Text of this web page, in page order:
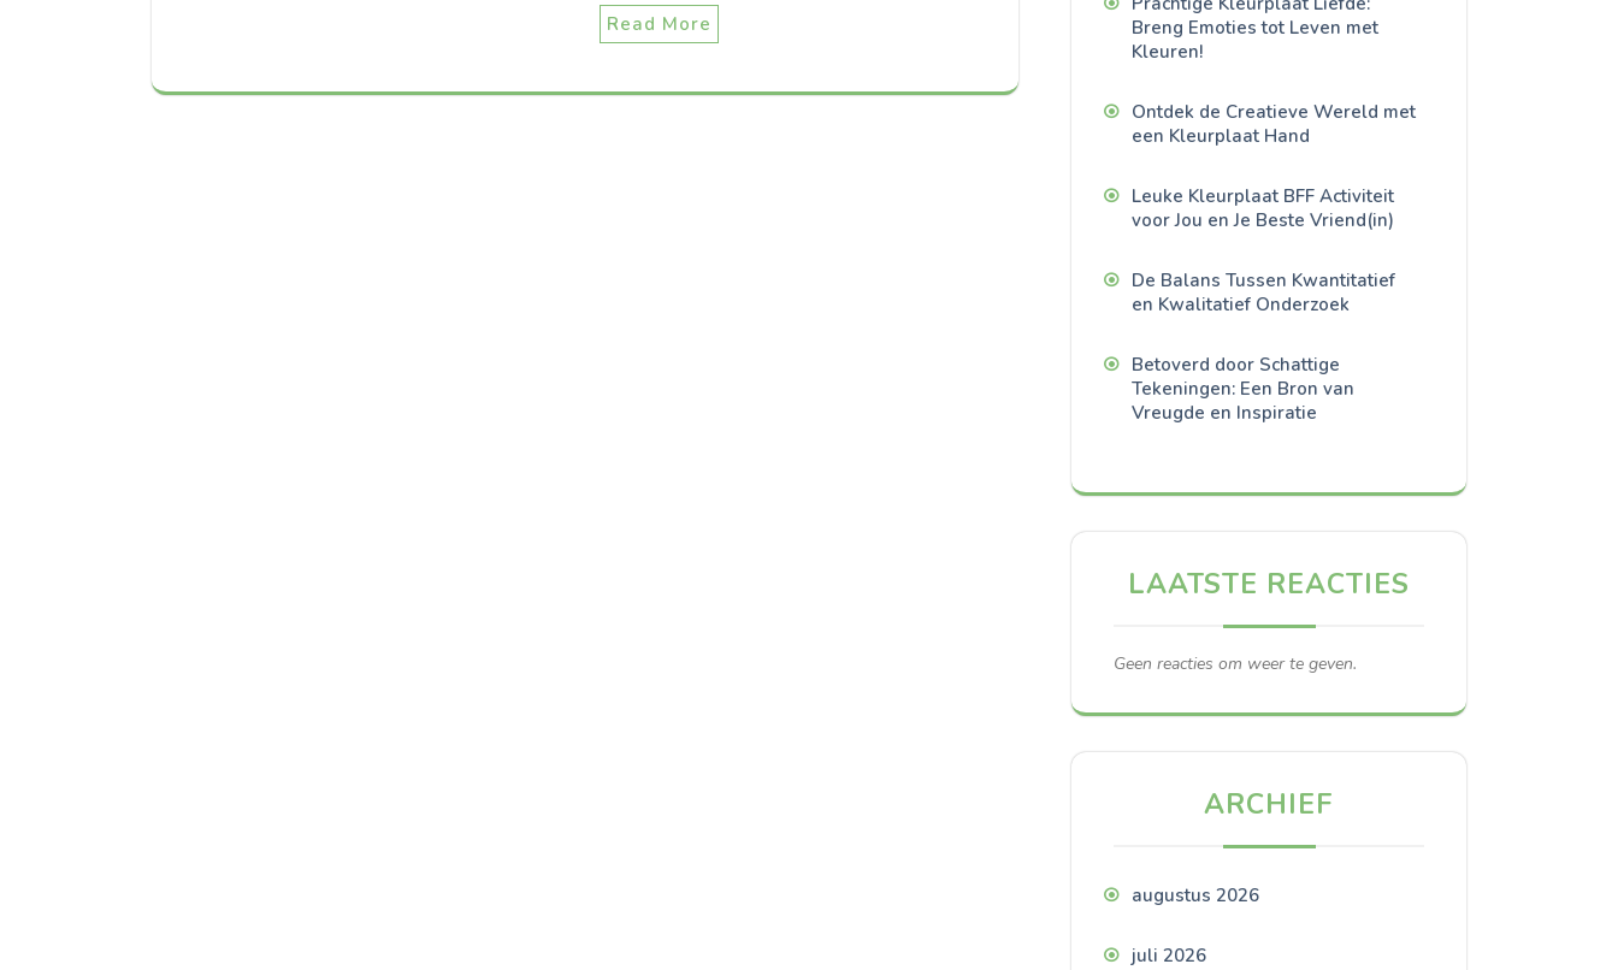
Read More
Breng Emoties tot Leven met
Kleuren!
Ontdek de Creatieve Wereld met
een Kleurplaat Hand
Leuke Kleurplaat BFF Activiteit
voor Jou en Je Beste Vriend(in)
De Balans Tussen Kwantitatief
en Kwalitatief Onderzoek
Betoverd door Schattige
Tekeningen: Een Bron van
Vreugde en Inspiratie
LAATSTE REACTIES
Geen reacties om weer te geven.
ARCHIEF
augustus 2026
juli 2026